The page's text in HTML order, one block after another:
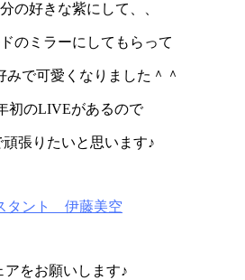
の好きな紫にして、、
のミラーにしてもらって
みで可愛くなりました＾＾
初のLIVEがあるので
張りたいと思います♪
タント 伊藤美空
アをお願いします♪